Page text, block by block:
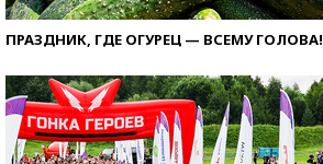
ПРАЗДНИК, ГДЕ ОГУРЕЦ — ВСЕМУ ГОЛОВА!